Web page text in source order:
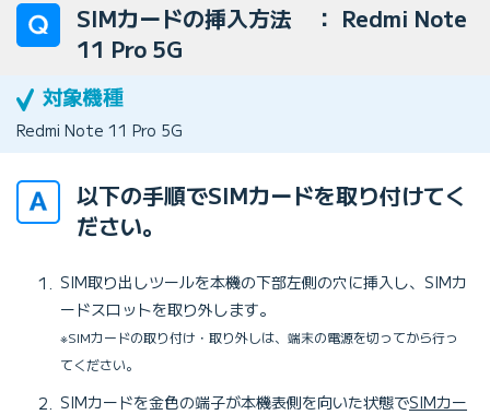
SIMカードの挿入方法 ： Redmi Note
11 Pro 5G
Redmi Note 11 Pro 5G
以下の手順でSIMカードを取り付けてく
ださい。
SIM取り出しツールを本機の下部左側の穴に挿入し、SIMカ
ードスロットを取り外します。
※SIMカードの取り付け・取り外しは、端末の電源を切ってから行っ
てください。
SIMカードを金色の端子が本機表側を向いた状態でSIMカー